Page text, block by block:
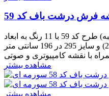
فرش درشت باف کد 59
نخ و نقشه فرش درشت باف (گبه) طرح کد 59 با 11 رنگ به ابعاد
1052 رج در 700 گره (رجشمار 25) و سایز 295 در 196 سانتی متر
با نقشه کامپیوتری و صوتی
مشاهده بیشتر
مشاهده بیشتر